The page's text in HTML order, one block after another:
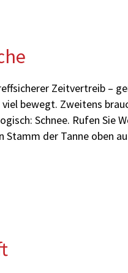
Zeitvertreib –
bewegt. Zweitens
Schnee. Rufen Sie
der Tanne oben